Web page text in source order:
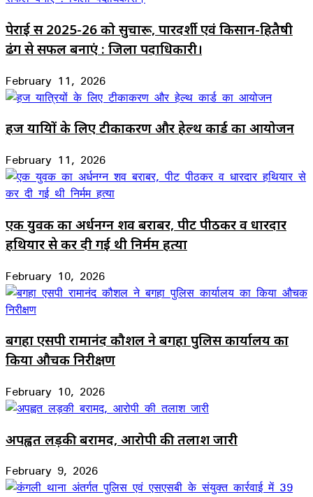
पेराई सत्र 2025-26 को सुचारू, पारदर्शी एवं किसान-हितैषी
ढंग से सफल बनाएं : जिला पदाधिकारी।
February 11, 2026
हज यात्रियों के लिए टीकाकरण और हेल्थ कार्ड का आयोजन
February 11, 2026
एक युवक का अर्धनग्न शव बराबर, पीट पीठकर व धारदार
हथियार से कर दी गई थी निर्मम हत्या
February 10, 2026
बगहा एसपी रामानंद कौशल ने बगहा पुलिस कार्यालय का
किया औचक निरीक्षण
February 10, 2026
अपह्वत लड़की बरामद, आरोपी की तलाश जारी
February 9, 2026